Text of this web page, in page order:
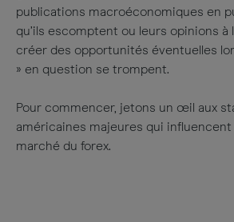
publications macroéconomiques en
qu’ils escomptent ou leurs opinions à
créer des opportunités éventuelles
» en question se trompent.
Pour commencer, jetons un œil aux
américaines majeures qui
marché du forex.